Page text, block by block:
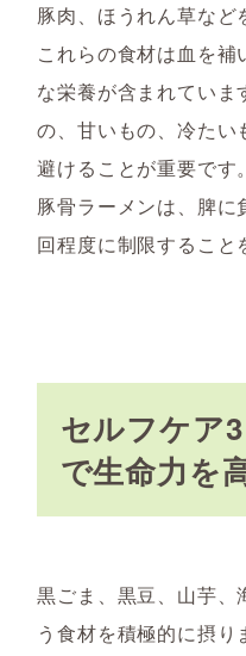
豚肉、ほうれん草など
これらの食材は血を
な栄養が含まれていま
の、甘いもの、冷たい
避けることが重要です
豚骨ラーメンは、脾に
回程度に制限すること
セルフケア
で生命力を
黒ごま、黒豆、山芋、
う食材を積極的に摂